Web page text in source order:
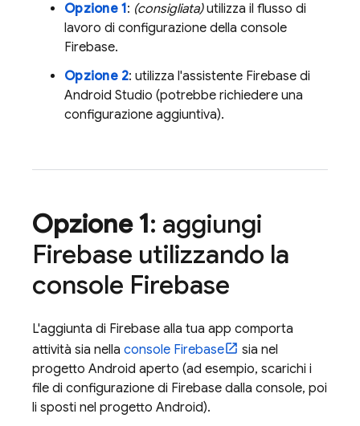
Opzione 1: (consigliata)utilizza il flusso di
lavoro di configurazione della console
Firebase.
Opzione 2: utilizza l'assistente Firebase di
Android Studio (potrebbe richiedere una
configurazione aggiuntiva).
Opzione 1: aggiungi
Firebase utilizzando la
console Firebase
L'aggiunta di Firebase alla tua app comporta
attività sia nella console Firebase
sia nel
progetto Android aperto (ad esempio, scarichi i
file di configurazione di Firebase dalla console, poi
li sposti nel progetto Android).